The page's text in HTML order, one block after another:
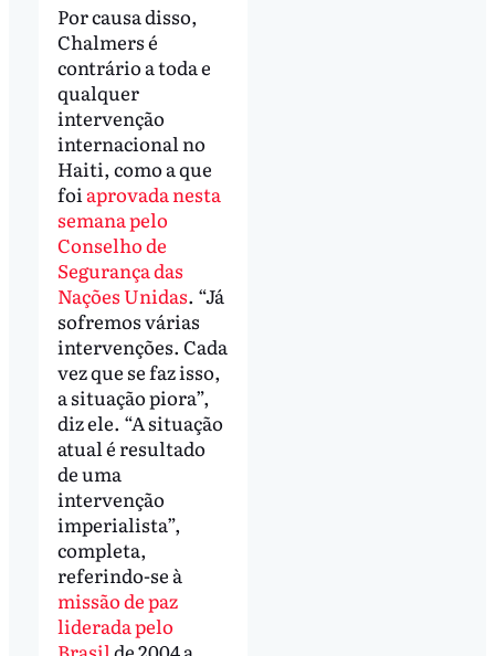
Por causa disso,
Chalmers é
contrário a toda e
qualquer
intervenção
internacional no
Haiti, como a que
foi aprovada nesta
semana pelo
Conselho de
Segurança das
Nações Unidas. “Já
sofremos várias
intervenções. Cada
vez que se faz isso,
a situação piora”,
diz ele. “A situação
atual é resultado
de uma
intervenção
imperialista”,
completa,
referindo-se à
missão de paz
liderada pelo